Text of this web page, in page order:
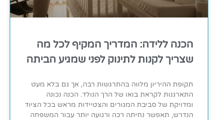
הכנה ללידה: המדריך המקיף לכל מה
שצריך לקנות לתינוק לפני שמגיע הביתה
תקופת ההיריון מלווה בהתרגשות רבה, אך גם בלא מעט
התארגנות לקראת בואו של הרך הנולד. הכנה נכונה
ומדויקת של סביבת המגורים והצטיידות מראש בכל הציוד
הנדרש, תאפשר נחיתה רכה ורגועה יותר עבור המשפחה